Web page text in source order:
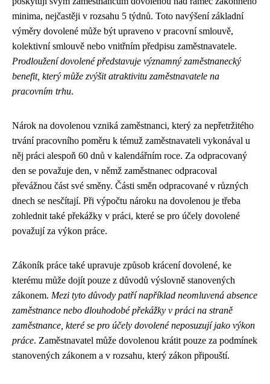
minima, nejčastěji v rozsahu 5 týdnů. Toto navýšení základní
výměry dovolené může být upraveno v pracovní smlouvě,
kolektivní smlouvě nebo vnitřním předpisu zaměstnavatele.
Prodloužení dovolené představuje významný zaměstnanecký
benefit, který může zvýšit atraktivitu zaměstnavatele na
pracovním trhu.
Nárok na dovolenou vzniká zaměstnanci, který za nepřetržitého
trvání pracovního poměru k témuž zaměstnavateli vykonával u
něj práci alespoň 60 dnů v kalendářním roce. Za odpracovaný
den se považuje den, v němž zaměstnanec odpracoval
převážnou část své směny. Části směn odpracované v různých
dnech se nesčítají. Při výpočtu nároku na dovolenou je třeba
zohlednit také překážky v práci, které se pro účely dovolené
považují za výkon práce.
Zákoník práce také upravuje způsob krácení dovolené, ke
kterému může dojít pouze z důvodů výslovně stanovených
zákonem. Mezi tyto důvody patří například neomluvená absence
zaměstnance nebo dlouhodobé překážky v práci na straně
zaměstnance, které se pro účely dovolené neposuzují jako výkon
práce. Zaměstnavatel může dovolenou krátit pouze za podmínek
stanovených zákonem a v rozsahu, který zákon připouští.